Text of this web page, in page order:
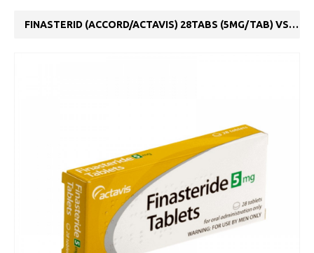
FINASTERID (ACCORD/ACTAVIS) 28TABS (5MG/TAB) VS HAIR LOSS & PROSTATE TREATMENTS